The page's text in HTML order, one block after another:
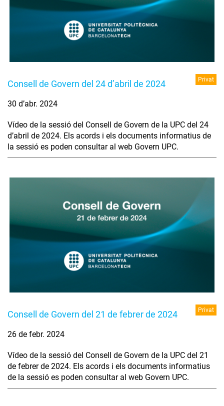
Consell de Govern del 24 d’abril de 2024 Privat
30 d’abr. 2024
Vídeo de la sessió del Consell de Govern de la UPC del 24
d’abril de 2024. Els acords i els documents informatius de
la sessió es poden consultar al web Govern UPC.
Consell de Govern del 21 de febrer de 2024 Privat
26 de febr. 2024
Vídeo de la sessió del Consell de Govern de la UPC del 21
de febrer de 2024. Els acords i els documents informatius
de la sessió es poden consultar al web Govern UPC.